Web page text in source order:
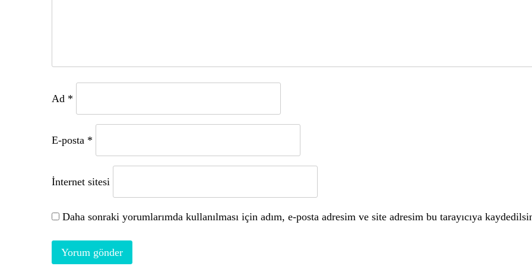
Ad *
E-posta *
İnternet sitesi
Daha sonraki yorumlarımda kullanılması için adım, e-posta adresim ve site adresim bu tarayıcıya